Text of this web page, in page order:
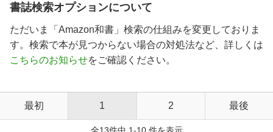
書誌検索オプションについて
ただいま「Amazon和書」検索の仕組みを変更しておりま
す。検索で本が見つからない場合の対処法など、詳しくは
こちらのお知らせをご確認ください。
最初 1 2 最後